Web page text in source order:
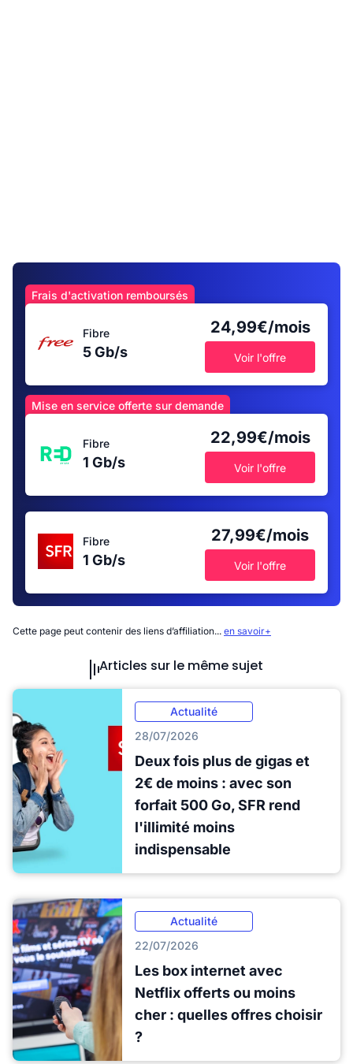
Frais d'activation remboursés
Fibre
5 Gb/s
24,99€/mois
Voir l'offre
Mise en service offerte sur demande
Fibre
1 Gb/s
22,99€/mois
Voir l'offre
Fibre
1 Gb/s
27,99€/mois
Voir l'offre
Cette page peut contenir des liens d’affiliation... en savoir+
Articles sur le même sujet
Actualité
28/07/2026
Deux fois plus de gigas et
2€ de moins : avec son
forfait 500 Go, SFR rend
l'illimité moins
indispensable
Actualité
22/07/2026
Les box internet avec
Netflix offerts ou moins
cher : quelles offres choisir
?